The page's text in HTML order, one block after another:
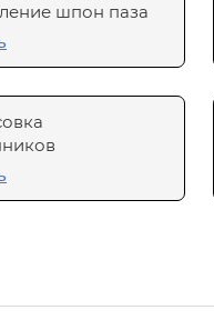
шпон паза